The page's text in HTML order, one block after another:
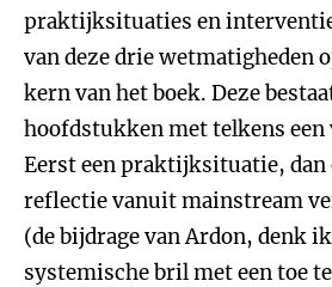
praktijksituaties en
van deze drie wetmatigheden
kern van het boek. Deze
hoofdstukken met telkens een
Eerst een praktijksituatie, dan
reflectie vanuit mainstream
(de bijdrage van Ardon, denk
systemische bril met een toe